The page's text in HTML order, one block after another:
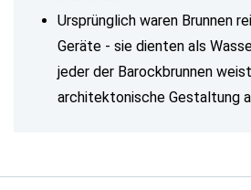
Ursprünglich waren Brunnen
Geräte - sie dienten als
jeder der Barockbrunnen
architektonische Gestaltung